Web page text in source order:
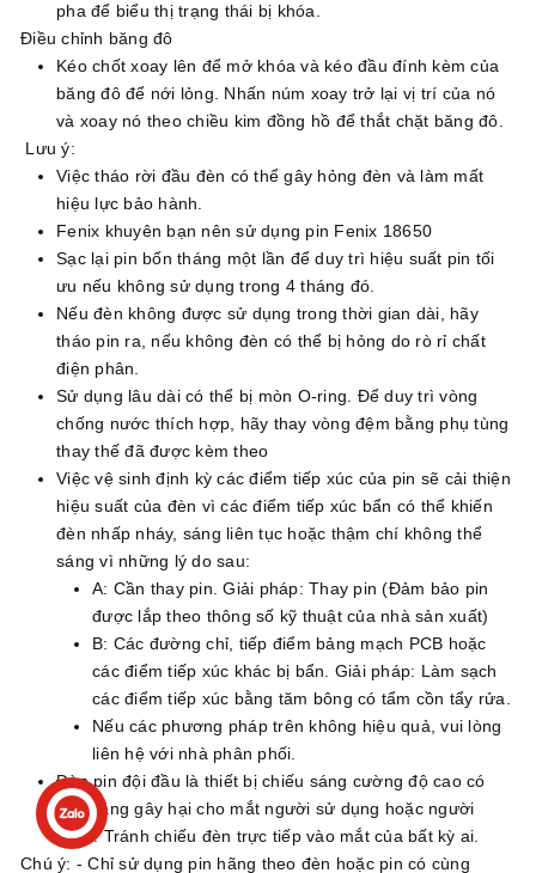
pha để biểu thị trạng thái bị khóa.
Điều chỉnh băng đô
Kéo chốt xoay lên để mở khóa và kéo đầu đính kèm của
băng đô để nới lỏng. Nhấn núm xoay trở lại vị trí của nó
và xoay nó theo chiều kim đồng hồ để thắt chặt băng đô.
Lưu ý:
Việc tháo rời đầu đèn có thể gây hỏng đèn và làm mất
hiệu lực bảo hành.
Fenix ​​khuyên bạn nên sử dụng pin Fenix ​​18650
Sạc lại pin bốn tháng một lần để duy trì hiệu suất pin tối
ưu nếu không sử dụng trong 4 tháng đó.
Nếu đèn không được sử dụng trong thời gian dài, hãy
tháo pin ra, nếu không đèn có thể bị hỏng do rò rỉ chất
điện phân.
Sử dụng lâu dài có thể bị mòn O-ring. Để duy trì vòng
chống nước thích hợp, hãy thay vòng đệm bằng phụ tùng
thay thế đã được kèm theo
Việc vệ sinh định kỳ các điểm tiếp xúc của pin sẽ cải thiện
hiệu suất của đèn vì các điểm tiếp xúc bẩn có thể khiến
đèn nhấp nháy, sáng liên tục hoặc thậm chí không thể
sáng vì những lý do sau:
A: Cần thay pin. Giải pháp: Thay pin (Đảm bảo pin
được lắp theo thông số kỹ thuật của nhà sản xuất)
B: Các đường chỉ, tiếp điểm bảng mạch PCB hoặc
các điểm tiếp xúc khác bị bẩn. Giải pháp: Làm sạch
các điểm tiếp xúc bằng tăm bông có tẩm cồn tẩy rửa.
Nếu các phương pháp trên không hiệu quả, vui lòng
liên hệ với nhà phân phối.
Đèn pin đội đầu là thiết bị chiếu sáng cường độ cao có
khả năng gây hại cho mắt người sử dụng hoặc người
khác. Tránh chiếu đèn trực tiếp vào mắt của bất kỳ ai.
Chú ý: - Chỉ sử dụng pin hãng theo đèn hoặc pin có cùng